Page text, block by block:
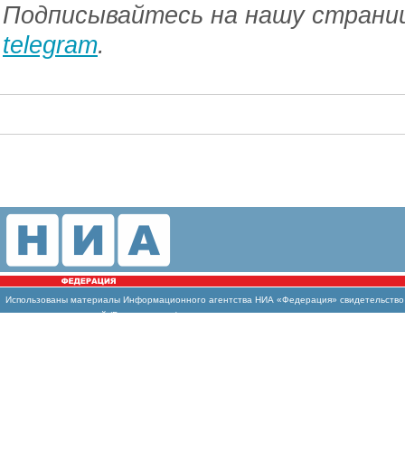
Подписывайтесь на нашу
telegram.
Использованы материалы Информационного агентства НИА «Федерация»
массовых коммуникаций (Роскомнадзор)